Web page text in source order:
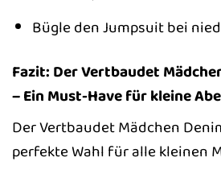
Bügle den Jumpsuit bei
Fazit: Der Vertbaudet
– Ein Must-Have für kleine
Der Vertbaudet Mädchen
perfekte Wahl für alle kleinen